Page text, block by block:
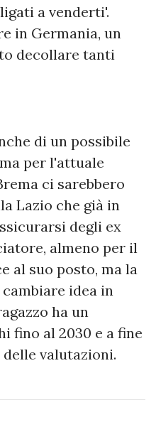
a venderti'.
in Germania, un
decollare tanti
di un possibile
per l'attuale
ci sarebbero
Lazio che già in
degli ex
almeno per il
al suo posto, ma la
idea in
ha un
fino al 2030 e a fine
valutazioni.